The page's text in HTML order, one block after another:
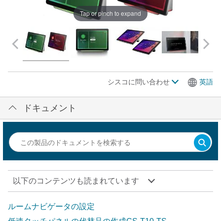
Tap or pinch to expand
シスコに問い合わせ 英語
ドキュメント
以下のコンテンツも読まれています
ルームナビゲータの設定